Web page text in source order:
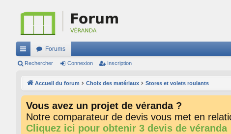
ac
Forums
Rechercher Connexion Inscription
Accueil du forum Choix des matériaux Stores et volets roulants
Vous avez un projet de véranda ?
Notre comparateur de devis vous met en
Cliquez ici pour obtenir 3 devis de véranda